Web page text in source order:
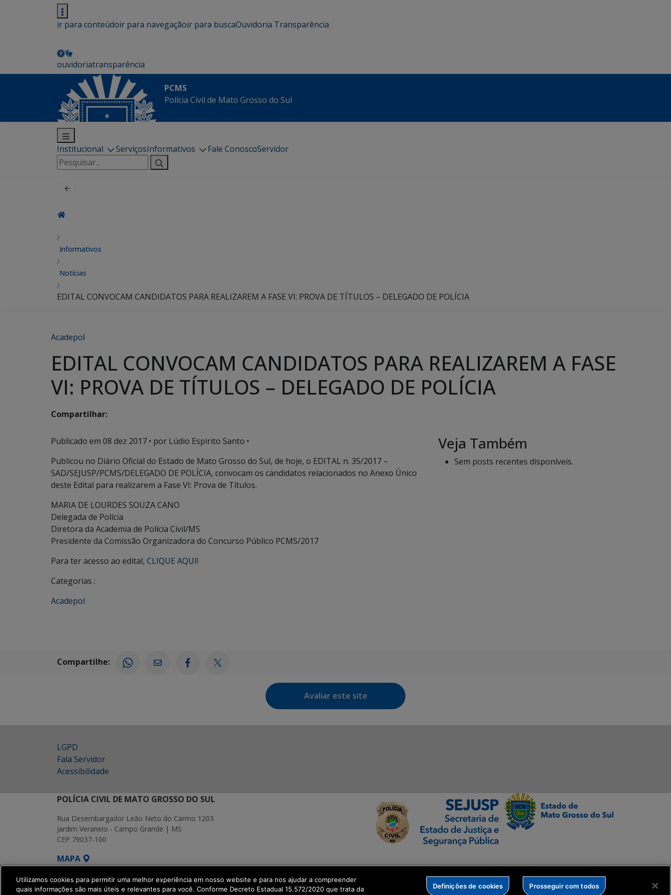
ir para conteúdoir para navegaçãoir para buscaOuvidoria Transparência
ouvidoriatransparência
PCMS
Polícia Civil de Mato Grosso do Sul
Institucional ServiçosInformativos Fale ConoscoServidor
Pesquisar
por:
Informativos
Notícias
EDITAL CONVOCAM CANDIDATOS PARA REALIZAREM A FASE VI: PROVA DE TÍTULOS – DELEGADO DE POLÍCIA
Acadepol
EDITAL CONVOCAM CANDIDATOS PARA REALIZAREM A FASE
VI: PROVA DE TÍTULOS – DELEGADO DE POLÍCIA
Compartilhar:
Publicado em 08 dez 2017 • por Lúdio Espirito Santo •
Publicou no Diário Oficial do Estado de Mato Grosso do Sul, de hoje, o EDITAL n. 35/2017 –
SAD/SEJUSP/PCMS/DELEGADO DE POLÍCIA, convocam os candidatos relacionados no Anexo Único
deste Edital para realizarem a Fase VI: Prova de Títulos.
MARIA DE LOURDES SOUZA CANO
Delegada de Polícia
Diretora da Academia de Polícia Civil/MS
Presidente da Comissão Organizadora do Concurso Público PCMS/2017
Para ter acesso ao edital, CLIQUE AQUI!
Categorias :
Acadepol
Veja Também
Sem posts recentes disponíveis.
Compartilhe:
Avaliar este site
LGPD
Fala Servidor
Acessibilidade
POLÍCIA CIVIL DE MATO GROSSO DO SUL
Rua Desembargador Leão Neto do Carmo 1203
Jardim Veraneio - Campo Grande | MS
CEP 79037-100
MAPA
SETDIG | Secretaria-Executiva de Transformação Digital
Utilizamos cookies para permitir uma melhor experiência em nosso website e para nos ajudar a compreender
quais informações são mais úteis e relevantes para você. Conforme Decreto Estadual 15.572/2020 que trata da
Definições de cookies Prosseguir com todos